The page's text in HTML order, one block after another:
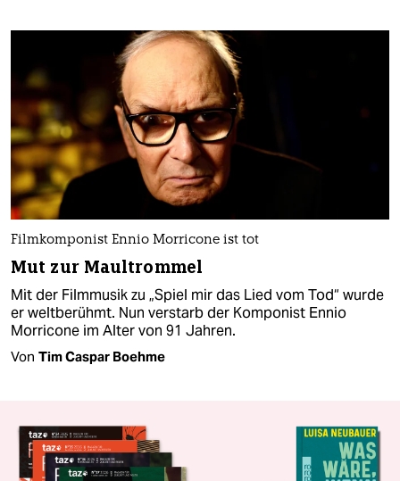
Filmkomponist Ennio Morricone ist tot
Mut zur Maultrommel
Mit der Filmmusik zu „Spiel mir das Lied vom Tod“ wurde
er weltberühmt. Nun verstarb der Komponist Ennio
Morricone im Alter von 91 Jahren.
Von Tim Caspar Boehme